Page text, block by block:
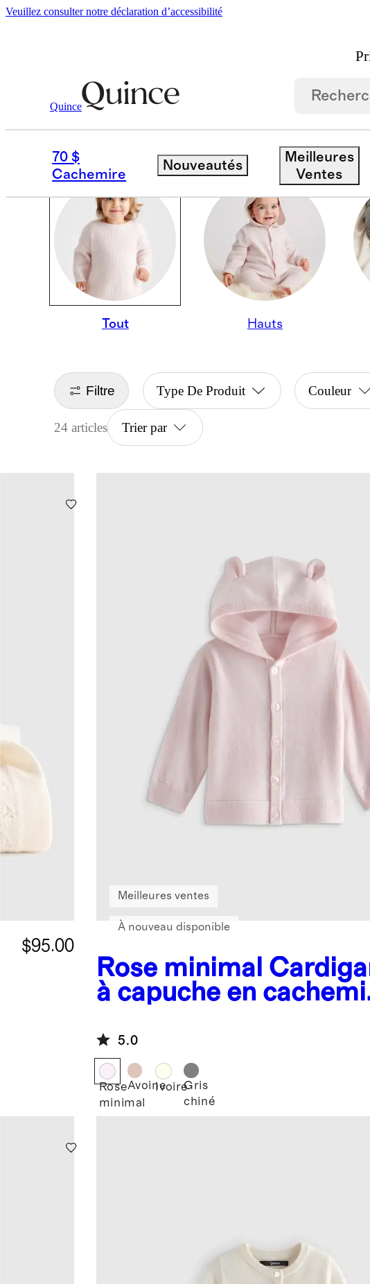
Veuillez consulter notre déclaration d’accessibilité
Quince
70 $
Cachemire
Nouveautés
Meilleures
Ventes
Bébé Fille / Cachemire
ACCESSOIRES
Tout Hauts
Filtre Type De Produit Couleur
24 articles Trier par
$95.00
Rose minimal
à capuche en
Meilleures ventes
À nouveau disponible
5.0
Rose
minimal
AvoineIvoireGris
chiné